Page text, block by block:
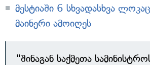
მესტიაში 6 სხვადასხვა
მაინერი ამოიღეს
"შინაგან საქმეთა